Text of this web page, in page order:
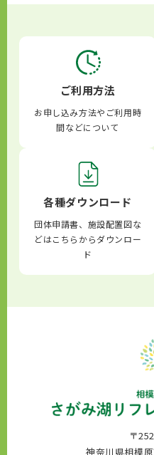
ご利用方法
お申し込み方法やご利用時
間などについて
各種ダウンロード
団体申請書、施設配置図な
どはこちらからダウンロー
ド
〒
神奈川県相模